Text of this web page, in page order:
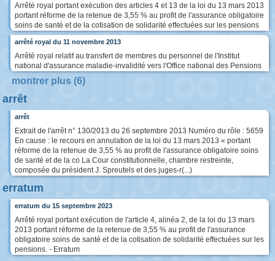
Arrêté royal portant exécution des articles 4 et 13 de la loi du 13 mars 2013
portant réforme de la retenue de 3,55 % au profit de l'assurance obligatoire
soins de santé et de la cotisation de solidarité effectuées sur les pensions
arrêté royal du 11 novembre 2013
Arrêté royal relatif au transfert de membres du personnel de l'Institut
national d'assurance maladie-invalidité vers l'Office national des Pensions
montrer plus (6)
arrêt
arrêt
Extrait de l'arrêt n° 130/2013 du 26 septembre 2013 Numéro du rôle : 5659
En cause : le recours en annulation de la loi du 13 mars 2013 « portant
réforme de la retenue de 3,55 % au profit de l'assurance obligatoire soins
de santé et de la co La Cour constitutionnelle, chambre restreinte,
composée du président J. Spreutels et des juges-r(...)
erratum
erratum du 15 septembre 2023
Arrêté royal portant exécution de l'article 4, alinéa 2, de la loi du 13 mars
2013 portant réforme de la retenue de 3,55 % au profit de l'assurance
obligatoire soins de santé et de la cotisation de solidarité effectuées sur les
pensions. - Erratum